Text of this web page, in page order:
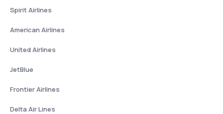
Spirit Airlines
American Airlines
United Airlines
JetBlue
Frontier Airlines
Delta Air Lines